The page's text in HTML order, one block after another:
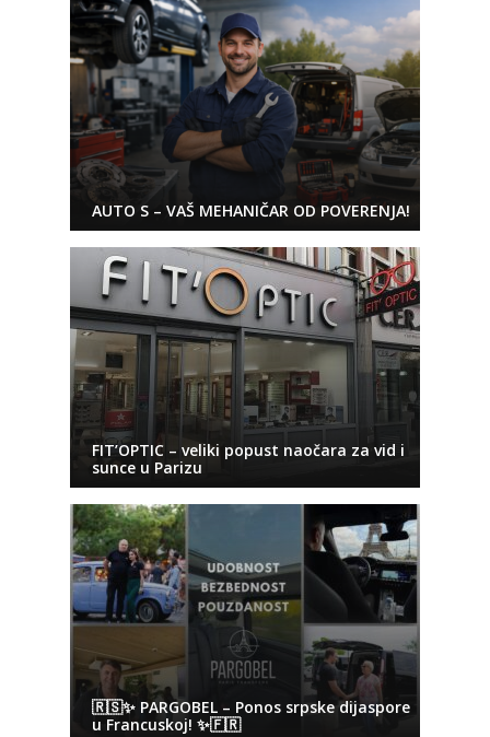
AUTO S – VAŠ MEHANIČAR OD POVERENJA!
FIT’OPTIC – veliki popust naočara za vid i
sunce u Parizu
🇷🇸✨ PARGOBEL – Ponos srpske dijaspore
u Francuskoj! ✨🇫🇷